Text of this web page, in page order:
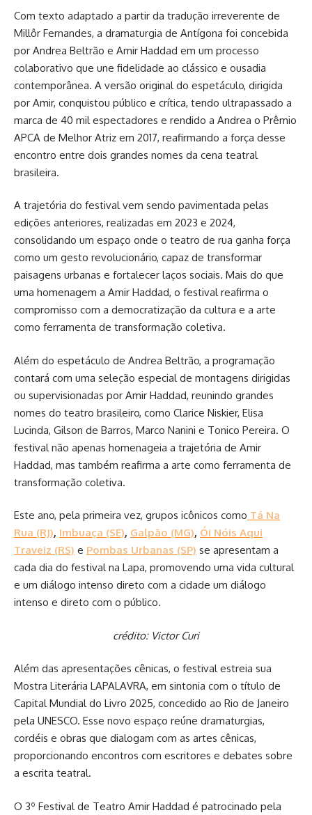
Com texto adaptado a partir da tradução irreverente de
Millôr Fernandes, a dramaturgia de Antígona foi concebida
por Andrea Beltrão e Amir Haddad em um processo
colaborativo que une fidelidade ao clássico e ousadia
contemporânea. A versão original do espetáculo, dirigida
por Amir, conquistou público e crítica, tendo ultrapassado a
marca de 40 mil espectadores e rendido a Andrea o Prêmio
APCA de Melhor Atriz em 2017, reafirmando a força desse
encontro entre dois grandes nomes da cena teatral
brasileira.
A trajetória do festival vem sendo pavimentada pelas
edições anteriores, realizadas em 2023 e 2024,
consolidando um espaço onde o teatro de rua ganha força
como um gesto revolucionário, capaz de transformar
paisagens urbanas e fortalecer laços sociais. Mais do que
uma homenagem a Amir Haddad, o festival reafirma o
compromisso com a democratização da cultura e a arte
como ferramenta de transformação coletiva.
Além do espetáculo de Andrea Beltrão, a programação
contará com uma seleção especial de montagens dirigidas
ou supervisionadas por Amir Haddad, reunindo grandes
nomes do teatro brasileiro, como Clarice Niskier, Elisa
Lucinda, Gilson de Barros, Marco Nanini e Tonico Pereira. O
festival não apenas homenageia a trajetória de Amir
Haddad, mas também reafirma a arte como ferramenta de
transformação coletiva.
Este ano, pela primeira vez, grupos icônicos como Tá Na
Rua (RJ), Imbuaça (SE), Galpão (MG), Ói Nóis Aqui
Traveiz (RS) e Pombas Urbanas (SP) se apresentam a
cada dia do festival na Lapa, promovendo uma vida cultural
e um diálogo intenso direto com a cidade um diálogo
intenso e direto com o público.
crédito: Victor Curi
Além das apresentações cênicas, o festival estreia sua
Mostra Literária LAPALAVRA, em sintonia com o título de
Capital Mundial do Livro 2025, concedido ao Rio de Janeiro
pela UNESCO. Esse novo espaço reúne dramaturgias,
cordéis e obras que dialogam com as artes cênicas,
proporcionando encontros com escritores e debates sobre
a escrita teatral.
O 3º Festival de Teatro Amir Haddad é patrocinado pela